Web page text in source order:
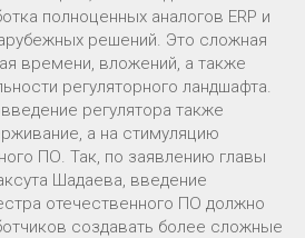
полноценных аналогов ERP и
решений. Это сложная
времени, вложений, а также
регуляторного ландшафта.
регулятора также
а на стимуляцию
ПО. Так, по заявлению главы
Шадаева, введение
отечественного ПО должно
создавать более сложные